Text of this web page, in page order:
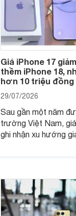
Giá iPhone 17
thềm iPhone 18,
hơn 10 triệu đồng
29/07/2026
Sau gần một năm
trường Việt Nam,
ghi nhận xu hướng